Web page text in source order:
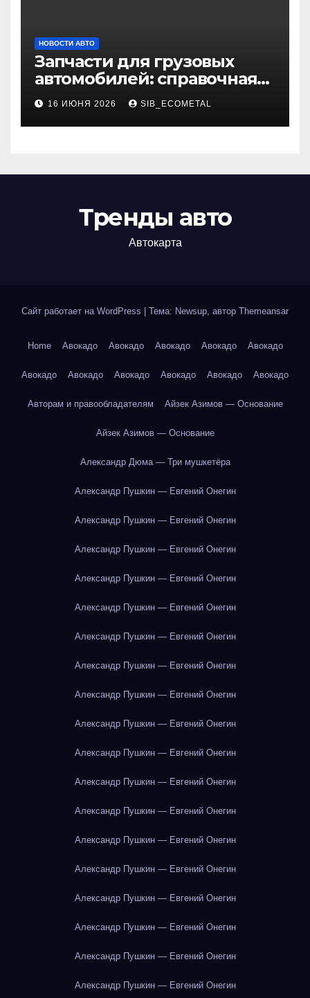
НОВОСТИ АВТО
Запчасти для грузовых
автомобилей: справочная
база по корейским и
японским моделям
16 ИЮНЯ 2026 SIB_ECOMETAL
Тренды авто
Автокарта
Сайт работает на WordPress Тема: Newsup, автор Themeansar
Home Авокадо Авокадо Авокадо Авокадо Авокадо
Авокадо Авокадо Авокадо Авокадо Авокадо Авокадо
Авторам и правообладателям Айзек Азимов — Основание
Айзек Азимов — Основание
Александр Дюма — Три мушкетёра
Александр Пушкин — Евгений Онегин
Александр Пушкин — Евгений Онегин
Александр Пушкин — Евгений Онегин
Александр Пушкин — Евгений Онегин
Александр Пушкин — Евгений Онегин
Александр Пушкин — Евгений Онегин
Александр Пушкин — Евгений Онегин
Александр Пушкин — Евгений Онегин
Александр Пушкин — Евгений Онегин
Александр Пушкин — Евгений Онегин
Александр Пушкин — Евгений Онегин
Александр Пушкин — Евгений Онегин
Александр Пушкин — Евгений Онегин
Александр Пушкин — Евгений Онегин
Александр Пушкин — Евгений Онегин
Александр Пушкин — Евгений Онегин
Александр Пушкин — Евгений Онегин
Александр Пушкин — Евгений Онегин